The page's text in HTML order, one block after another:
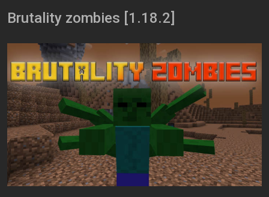
Brutality zombies [1.18.2]